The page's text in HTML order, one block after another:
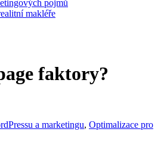
pojmů
makléře
faktory?
a marketingu, Optimalizace pro